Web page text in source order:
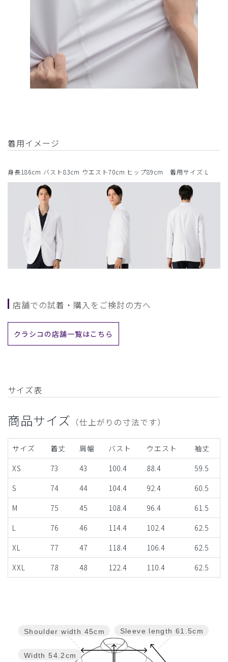
着用イメージ
身長186cm バスト83cm ウエスト70cm ヒップ89cm 着用サイズ:L
店舗での試着・購入をご検討の方へ
クラシコの店舗一覧はこちら
サイズ表
商品サイズ （仕上がりの寸法です）
サイズ 着丈 肩幅 バスト ウエスト
袖丈
XS
73 43 100.4 88.4
59.5
S
74 44 104.4 92.4
60.5
M
75 45 108.4 96.4
61.5
L
76 46 114.4 102.4
62.5
XL
77 47 118.4 106.4
62.5
XXL
78 48 122.4 110.4 62.5
Sleeve length 61.5cm
Width 54.2cm
Shoulder width 45cm